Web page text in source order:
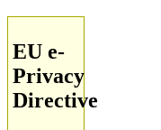
EU e-
Privacy
Directive